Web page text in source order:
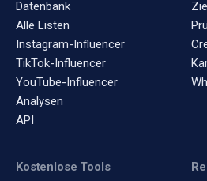
Datenbank
Alle Listen
Instagram-Influencer
TikTok-Influencer
YouTube-Influencer
Analysen
API
Kostenlose Tools